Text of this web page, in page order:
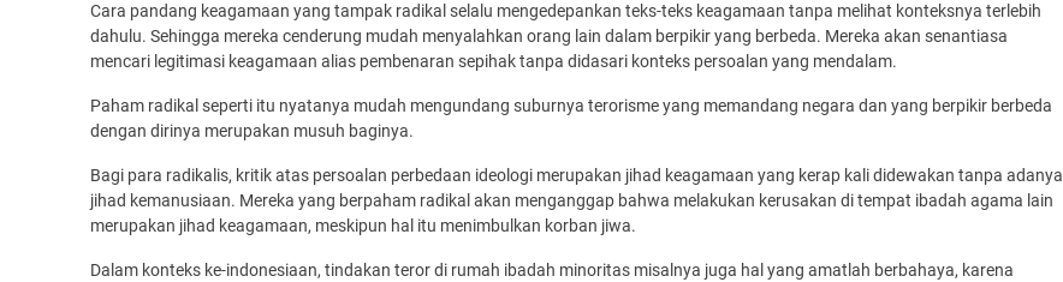
Cara pandang keagamaan yang tampak radikal selalu mengedepankan teks-teks keagamaan tanpa melihat konteksnya terlebih
dahulu. Sehingga mereka cenderung mudah menyalahkan orang lain dalam berpikir yang berbeda. Mereka akan senantiasa
mencari legitimasi keagamaan alias pembenaran sepihak tanpa didasari konteks persoalan yang mendalam.
Paham radikal seperti itu nyatanya mudah mengundang suburnya terorisme yang memandang negara dan yang berpikir berbeda
dengan dirinya merupakan musuh baginya.
Bagi para radikalis, kritik atas persoalan perbedaan ideologi merupakan jihad keagamaan yang kerap kali didewakan tanpa adanya
jihad kemanusiaan. Mereka yang berpaham radikal akan menganggap bahwa melakukan kerusakan di tempat ibadah agama lain
merupakan jihad keagamaan, meskipun hal itu menimbulkan korban jiwa.
Dalam konteks ke-indonesiaan, tindakan teror di rumah ibadah minoritas misalnya juga hal yang amatlah berbahaya, karena